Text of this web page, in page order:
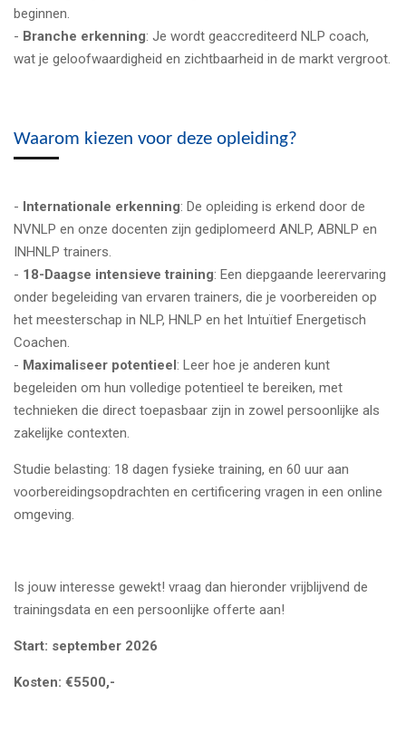
beginnen.
- Branche erkenning: Je wordt geaccrediteerd NLP coach,
wat je geloofwaardigheid en zichtbaarheid in de markt vergroot.
Waarom kiezen voor deze opleiding?
- Internationale erkenning: De opleiding is erkend door de
NVNLP en onze docenten zijn gediplomeerd ANLP, ABNLP en
INHNLP trainers.
- 18-Daagse intensieve training: Een diepgaande leerervaring
onder begeleiding van ervaren trainers, die je voorbereiden op
het meesterschap in NLP, HNLP en het Intuïtief Energetisch
Coachen.
- Maximaliseer potentieel: Leer hoe je anderen kunt
begeleiden om hun volledige potentieel te bereiken, met
technieken die direct toepasbaar zijn in zowel persoonlijke als
zakelijke contexten.
Studie belasting: 18 dagen fysieke training, en 60 uur aan
voorbereidingsopdrachten en certificering vragen in een online
omgeving.
Is jouw interesse gewekt! vraag dan hieronder vrijblijvend de
trainingsdata en een persoonlijke offerte aan!
Start: september 2026
Kosten: €5500,-